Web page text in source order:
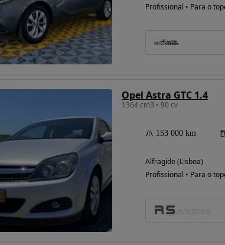
Profissional • Para o
Opel Astra GTC 1.4
1364 cm3 • 90 cv
153 000 km
Alfragide (Lisboa)
Profissional • Para o